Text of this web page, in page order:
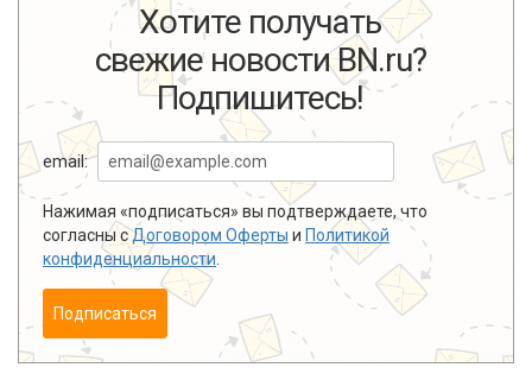
Хотите получать
свежие новости BN.ru?
Подпишитесь!
email:
Нажимая «подписаться» вы подтверждаете, что
согласны сДоговором Оферты и Политикой
конфиденциальности
Подписаться